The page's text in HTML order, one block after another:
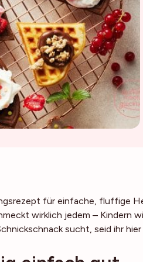
für einfache, fluffige
wirklich jedem – Kindern
sucht, seid ihr